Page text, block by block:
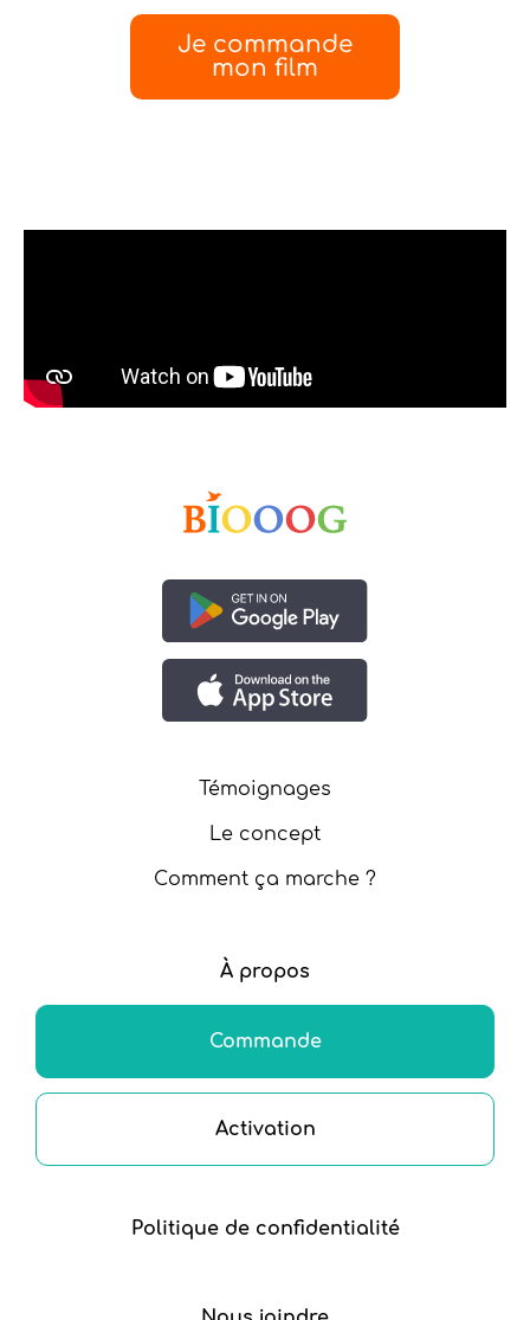
Je commande
mon film
Témoignages
Le concept
Comment ça marche ?
À propos
Commande
Activation
Politique de confidentialité